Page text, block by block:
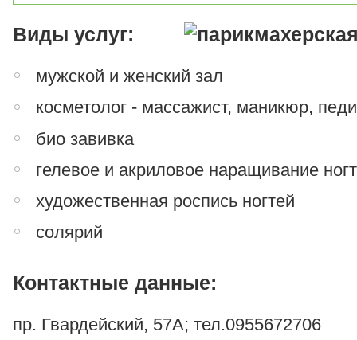
Виды услуг:
мужской и женский зал
косметолог - массажист, маникюр,
био завивка
гелевое и акриловое наращивание
художественная роспись ногтей
солярий
Контактные данные:
пр. Гвардейский, 57А; тел.0955672706